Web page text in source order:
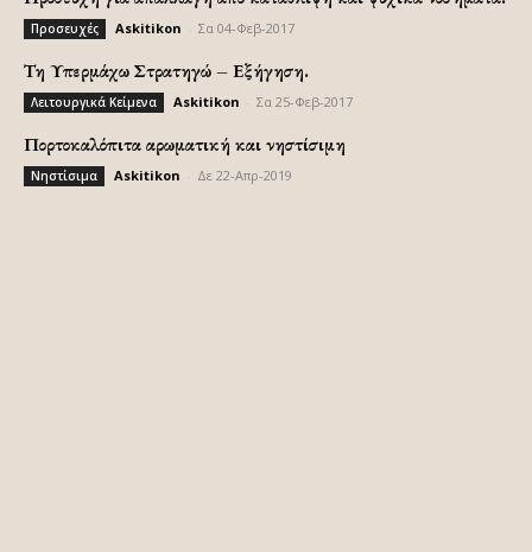
Προσευχές Askitikon Σα 04-Φεβ-2017
Τη Υπερμάχω Στρατηγώ – Εξήγηση.
Λειτουργικά Κείμενα Askitikon Σα 25-Φεβ-2017
Πορτοκαλόπιτα αρωματική και νηστίσιμη
Νηστίσιμα Askitikon Δε 22-Απρ-2019